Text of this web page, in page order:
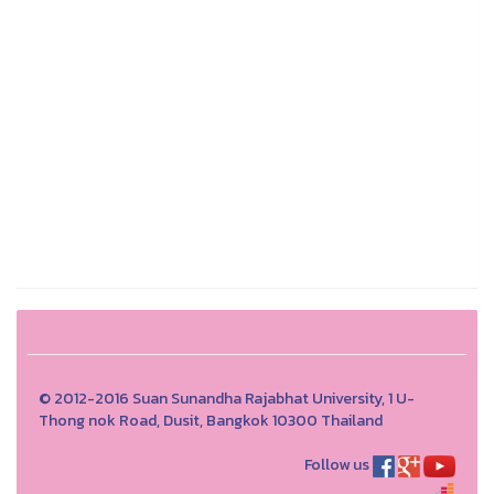
© 2012-2016 Suan Sunandha Rajabhat University, 1 U-
Thong nok Road, Dusit, Bangkok 10300 Thailand
Follow us